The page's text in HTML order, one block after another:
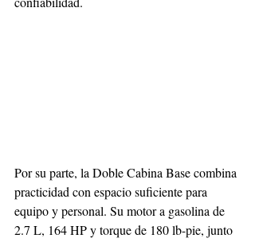
Por su parte, la Doble Cabina Base combina
practicidad con espacio suficiente para
equipo y personal. Su motor a gasolina de
2.7 L, 164 HP y torque de 180 lb-pie, junto